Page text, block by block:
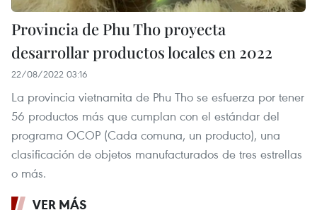
Provincia de Phu Tho proyecta
desarrollar productos locales en 2022
22/08/2022 03:16
La provincia vietnamita de Phu Tho se esfuerza por tener
56 productos más que cumplan con el estándar del
programa OCOP (Cada comuna, un producto), una
clasificación de objetos manufacturados de tres estrellas
o más.
VER MÁS